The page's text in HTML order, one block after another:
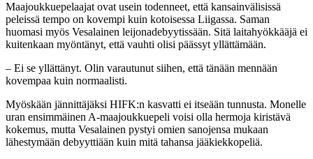
Maajoukkuepelaajat ovat usein todenneet, että kansainvälisissä
peleissä tempo on kovempi kuin kotoisessa Liigassa. Saman
huomasi myös Vesalainen leijonadebyytissään. Sitä laitahyökkääjä ei
kuitenkaan myöntänyt, että vauhti olisi päässyt yllättämään.
– Ei se yllättänyt. Olin varautunut siihen, että tänään mennään
kovempaa kuin normaalisti.
Myöskään jännittäjäksi HIFK:n kasvatti ei itseään tunnusta. Monelle
uran ensimmäinen A-maajoukkuepeli voisi olla hermoja kiristävä
kokemus, mutta Vesalainen pystyi omien sanojensa mukaan
lähestymään debyyttiään kuin mitä tahansa jääkiekkopeliä.